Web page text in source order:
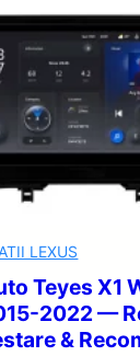
LEXUS
Teyes X1
2022 —
&